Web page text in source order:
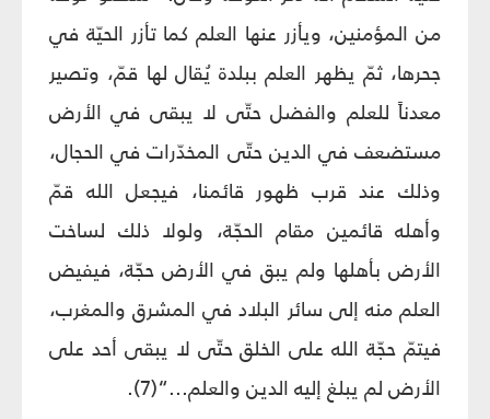
من المؤمنين، ويأزر عنها العلم كما تأزر الحيّة في
جحرها، ثمّ يظهر العلم ببلدة يُقال لها قمّ، وتصير
معدناً للعلم والفضل حتّى لا يبقى في الأرض
مستضعف في الدين حتّى المخدّرات في الحجال،
وذلك عند قرب ظهور قائمنا، فيجعل الله قمّ
وأهله قائمين مقام الحجّة، ولولا ذلك لساخت
الأرض بأهلها ولم يبق في الأرض حجّة، فيفيض
العلم منه إلى سائر البلاد في المشرق والمغرب،
فيتمّ حجّة الله على الخلق حتّى لا يبقى أحد على
الأرض لم يبلغ إليه الدين والعلم...“(7).